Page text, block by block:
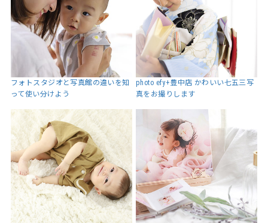
フォトスタジオと写真館の違いを知
って使い分けよう
photo efy+豊中店 かわいい七五三写
真をお撮りします